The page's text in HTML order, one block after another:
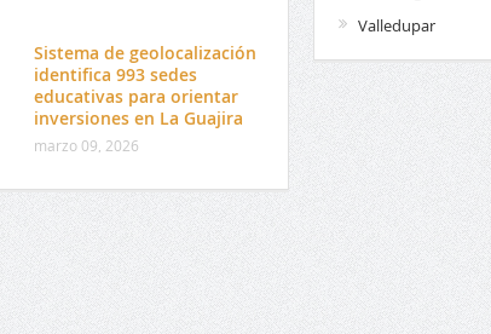
Sistema de geolocalización
identifica 993 sedes
educativas para orientar
inversiones en La Guajira
marzo 09, 2026
Valledupar